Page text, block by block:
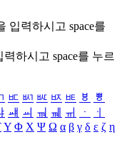
입력하시고 space를
력하시고 space를 누르
ㅳ ㅴ ㅵ ㅶ ㅷ ㅸ
ㅹ
ㆈ ㆉ ㆊ ㆋ ㆌ ㆍ
ㆎ
Υ Φ Χ Ψ Ω α β γ δ ε ζ η